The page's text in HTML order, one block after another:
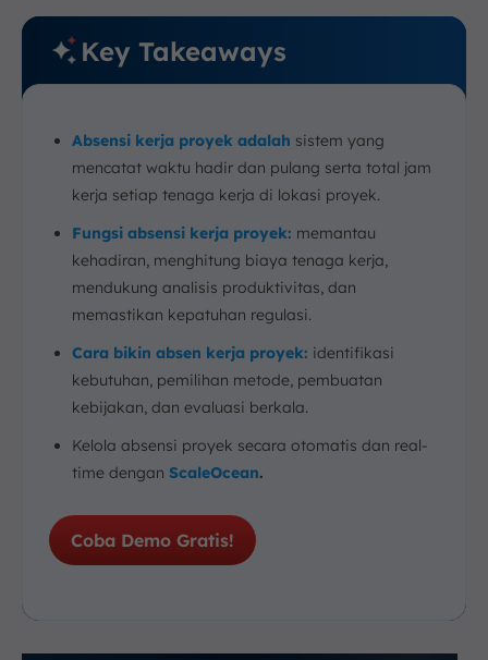
Key Takeaways
Absensi kerja proyek adalah sistem yang
mencatat waktu hadir dan pulang serta total jam
kerja setiap tenaga kerja di lokasi proyek.
Fungsi absensi kerja proyek: memantau
kehadiran, menghitung biaya tenaga kerja,
mendukung analisis produktivitas, dan
memastikan kepatuhan regulasi.
Cara bikin absen kerja proyek: identifikasi
kebutuhan, pemilihan metode, pembuatan
kebijakan, dan evaluasi berkala.
Kelola absensi proyek secara otomatis dan real-
time dengan ScaleOcean.
Coba Demo Gratis!